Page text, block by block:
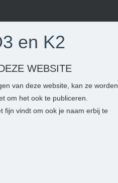
en K2
WEBSITE
van deze website, kan ze worden
om het ook te publiceren.
fijn vindt om ook je naam erbij te